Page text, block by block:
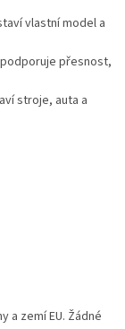
vlastní model a
přesnost,
stroje, auta a
a zemí EU. Žádné